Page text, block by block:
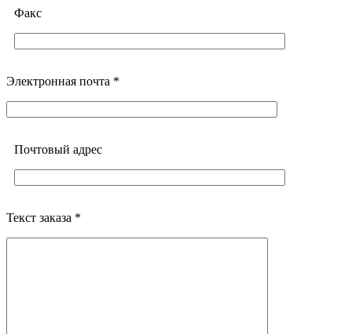
Факс
Электронная почта *
Почтовый адреc
Текст заказа *